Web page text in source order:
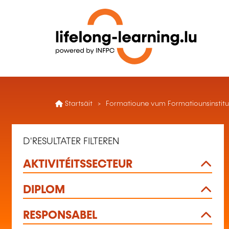
Startsäit Formatioune vum
D'RESULTATER FILTEREN
AKTIVITÉITSSECTEUR
DIPLOM
RESPONSABEL